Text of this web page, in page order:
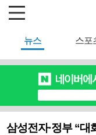
뉴스 스포
삼성전자·정부 “대